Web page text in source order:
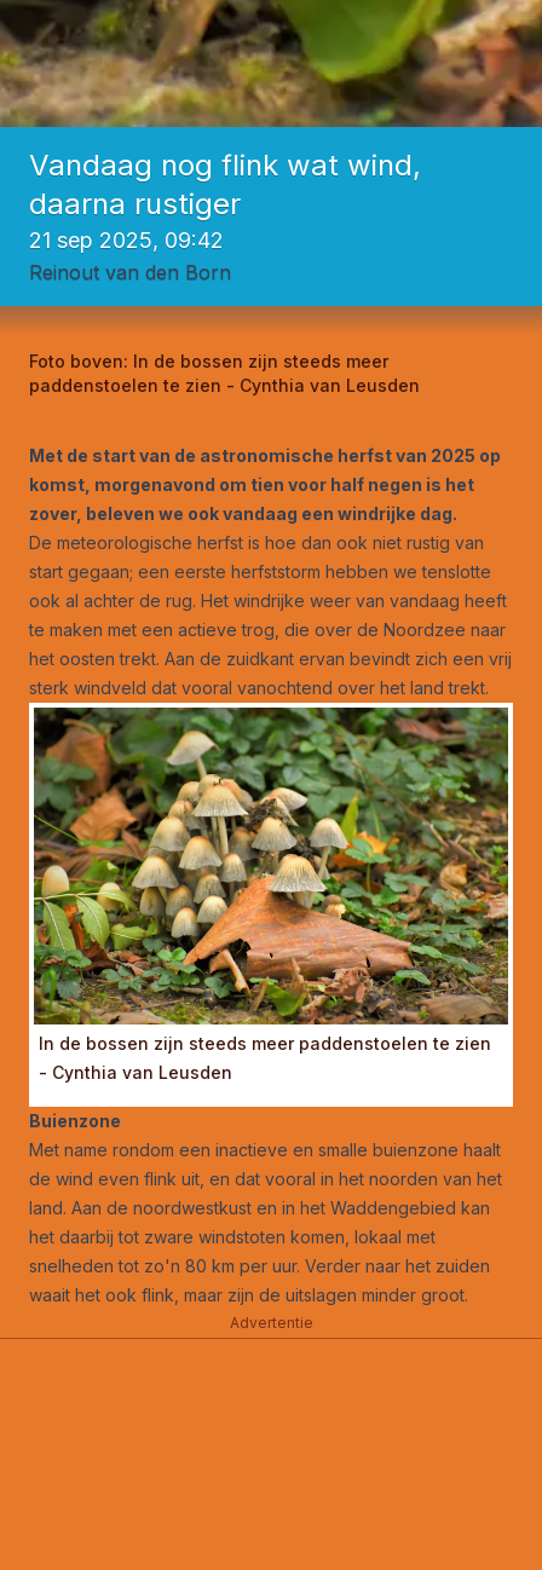
Vandaag nog flink wat wind,
daarna rustiger
21 sep 2025, 09:42
Reinout van den Born
Foto boven: In de bossen zijn steeds meer
paddenstoelen te zien - Cynthia van Leusden
Met de start van de astronomische herfst van 2025 op
komst, morgenavond om tien voor half negen is het
zover, beleven we ook vandaag een windrijke dag.
De meteorologische herfst is hoe dan ook niet rustig van
start gegaan; een eerste herfststorm hebben we tenslotte
ook al achter de rug. Het windrijke weer van vandaag heeft
te maken met een actieve trog, die over de Noordzee naar
het oosten trekt. Aan de zuidkant ervan bevindt zich een vrij
sterk windveld dat vooral vanochtend over het land trekt.
In de bossen zijn steeds meer paddenstoelen te zien
- Cynthia van Leusden
Buienzone
Met name rondom een inactieve en smalle buienzone haalt
de wind even flink uit, en dat vooral in het noorden van het
land. Aan de noordwestkust en in het Waddengebied kan
het daarbij tot zware windstoten komen, lokaal met
snelheden tot zo'n 80 km per uur. Verder naar het zuiden
waait het ook flink, maar zijn de uitslagen minder groot.
Advertentie